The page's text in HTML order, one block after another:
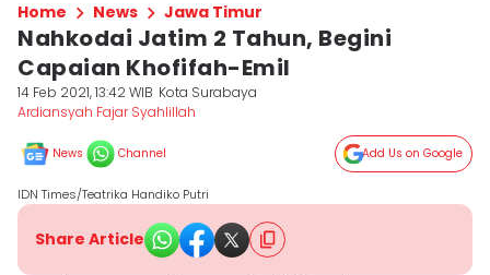
Home News Jawa Timur
Nahkodai Jatim 2 Tahun, Begini
Capaian Khofifah-Emil
14 Feb 2021, 13:42 WIB Kota Surabaya
Ardiansyah Fajar Syahlillah
News Channel Add Us on Google
IDN Times/Teatrika Handiko Putri
Share Article